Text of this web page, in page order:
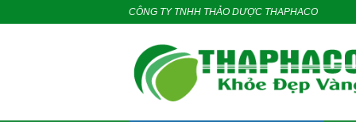
CÔNG TY TNHH THẢO DƯỢC THAPHACO